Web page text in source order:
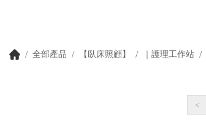
全部產品 【臥床照顧】 ｜護理工作站
<